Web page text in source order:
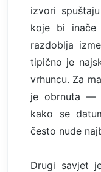
izvori
koje bi inače
razdoblja
tipično je
vrhuncu. Za
je obrnuta —
kako se
često nude
Drugi savjet